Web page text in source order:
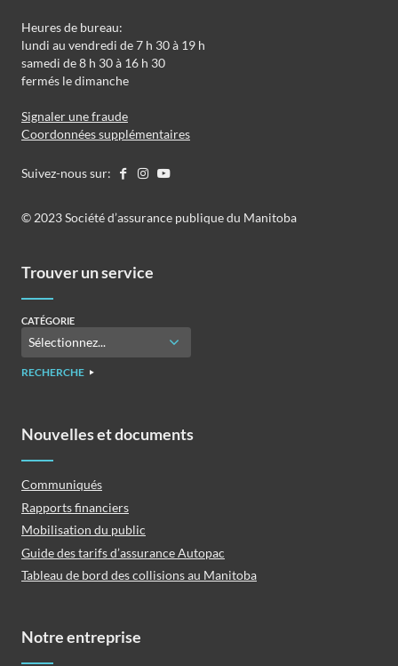
Heures de bureau:
lundi au vendredi de 7 h 30 à 19 h
samedi de 8 h 30 à 16 h 30
fermés le dimanche
Signaler une fraude
Coordonnées supplémentaires
Suivez-nous sur:
©️️ 2023 Société d’assurance publique du Manitoba
Trouver un service
CATÉGORIE
RECHERCHE
Nouvelles et documents
Communiqués
Rapports financiers
Mobilisation du public
Guide des tarifs d’assurance Autopac
Tableau de bord des collisions au Manitoba
Notre entreprise